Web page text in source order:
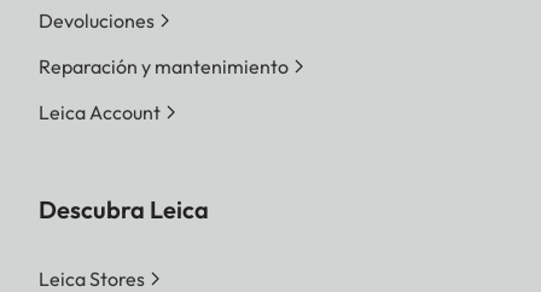
Devoluciones
Reparación y mantenimiento
Leica Account
Descubra Leica
Leica Stores